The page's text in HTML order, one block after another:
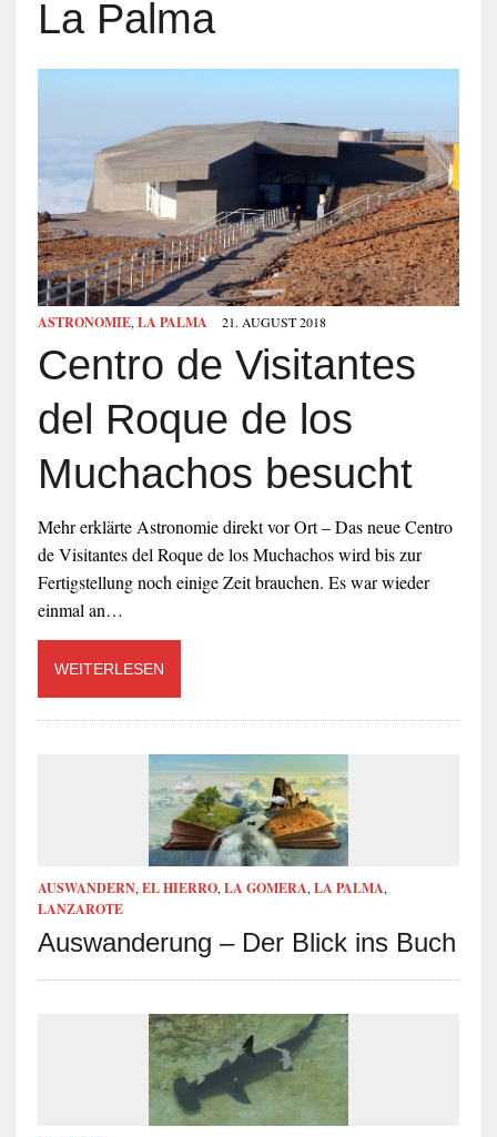
La Palma
ASTRONOMIE,LA PALMA 21. AUGUST 2018
Centro de Visitantes
del Roque de los
Muchachos besucht
Mehr erklärte Astronomie direkt vor Ort – Das neue Centro
de Visitantes del Roque de los Muchachos wird bis zur
Fertigstellung noch einige Zeit brauchen. Es war wieder
einmal an…
WEITERLESEN
AUSWANDERN,EL HIERRO,LA GOMERA,LA PALMA,
LANZAROTE
Auswanderung – Der Blick ins Buch